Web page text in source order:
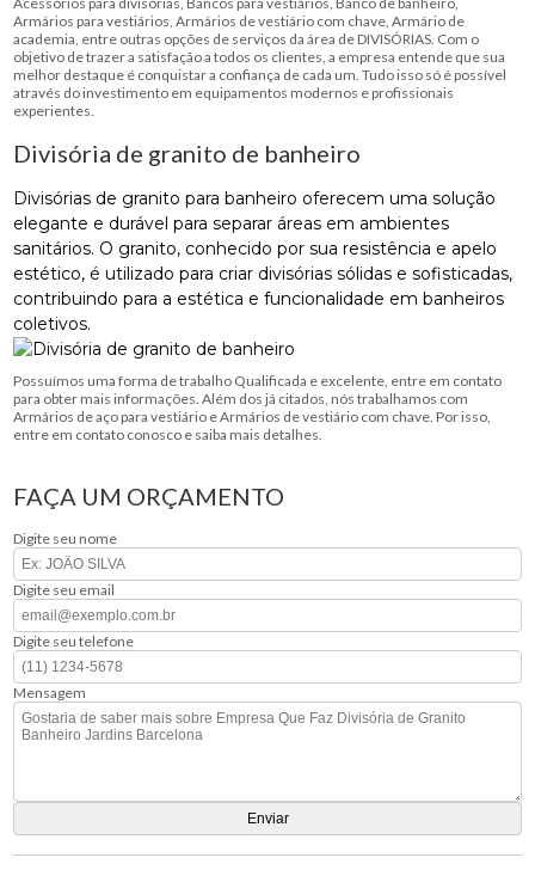
Armários para vestiários, Armários de vestiário com chave, Armário de
academia, entre outras opções de serviços da área de DIVISÓRIAS. Com o
objetivo de trazer a satisfação a todos os clientes, a empresa entende que sua
melhor destaque é conquistar a confiança de cada um. Tudo isso só é possível
através do investimento em equipamentos modernos e profissionais
experientes.
Divisória de granito de banheiro
Divisórias de granito para banheiro oferecem uma solução
elegante e durável para separar áreas em ambientes
sanitários. O granito, conhecido por sua resistência e apelo
estético, é utilizado para criar divisórias sólidas e sofisticadas,
contribuindo para a estética e funcionalidade em banheiros
coletivos.
Possuímos uma forma de trabalho Qualificada e excelente, entre em contato
para obter mais informações. Além dos já citados, nós trabalhamos com
Armários de aço para vestiário e Armários de vestiário com chave. Por isso,
entre em contato conosco e saiba mais detalhes.
FAÇA UM ORÇAMENTO
Digite seu nome
Digite seu email
Digite seu telefone
Mensagem